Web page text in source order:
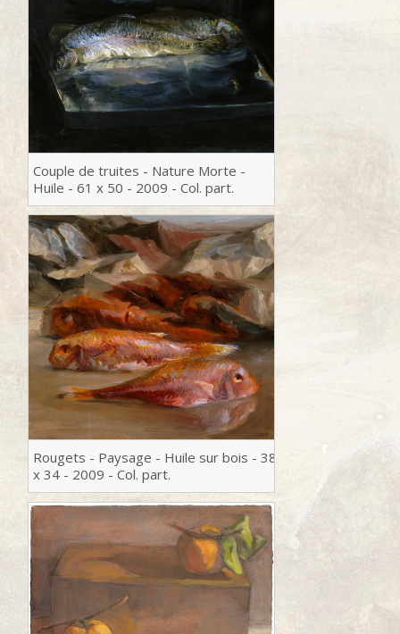
Couple de truites - Nature Morte -
Huile - 61 x 50 - 2009 - Col. part.
Rougets - Paysage - Huile sur bois - 38
x 34 - 2009 - Col. part.